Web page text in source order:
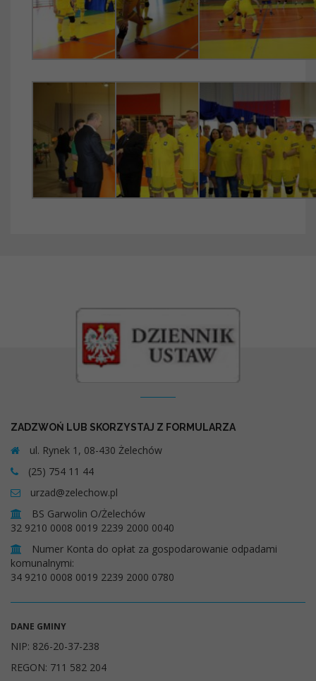
ZADZWOŃ LUB SKORZYSTAJ Z FORMULARZA
ul. Rynek 1, 08-430 Żelechów
(25) 754 11 44
urzad@zelechow.pl
BS Garwolin O/Żelechów
32 9210 0008 0019 2239 2000 0040
Numer Konta do opłat za gospodarowanie odpadami
komunalnymi:
34 9210 0008 0019 2239 2000 0780
DANE GMINY
NIP: 826-20-37-238
REGON: 711 582 204